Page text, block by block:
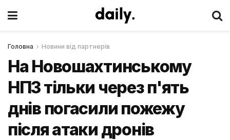
Головна Новини від партнерів
На Новошахтинському
НПЗ тільки через п'ять
днів погасили пожежу
після атаки дронів